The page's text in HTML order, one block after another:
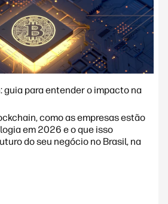
guia para entender o impacto na
como as empresas estão
em 2026 e o que isso
do seu negócio no Brasil, na